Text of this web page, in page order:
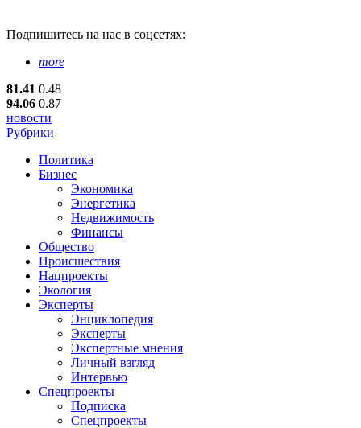
Подпишитесь на нас в соцсетях:
more
81.41 0.48
94.06 0.87
новости
Рубрики
Политика
Бизнес
Экономика
Энергетика
Недвижимость
Финансы
Общество
Происшествия
Нацпроекты
Экология
Эксперты
Энциклопедия
Эксперты
Экспертные мнения
Личный взгляд
Интервью
Спецпроекты
Подписка
Спецпроекты